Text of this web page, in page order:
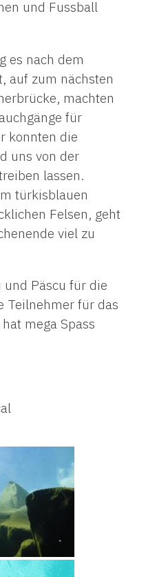
und Fussball
es nach dem
auf zum nächsten
machten
für
konnten die
uns von der
lassen.
türkisblauen
Felsen, geht
viel zu
Päscu für die
Teilnehmer für das
mega Spass